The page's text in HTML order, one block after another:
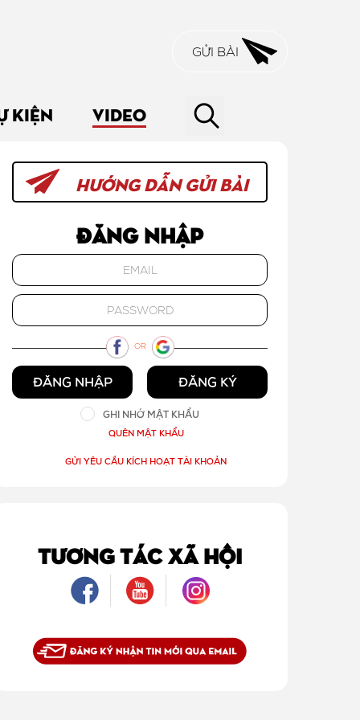
GỬI BÀI
KIỆN VIDEO
HƯỚNG DẪN GỬI BÀI
Đăng nhập
OR
ĐĂNG NHẬP ĐĂNG KÝ
GHI NHỚ MẬT KHẨU
QUÊN MẬT KHẨU
GỬI YÊU CẦU KÍCH HOẠT TÀI KHOẢN
TƯƠNG TÁC XÃ HỘI